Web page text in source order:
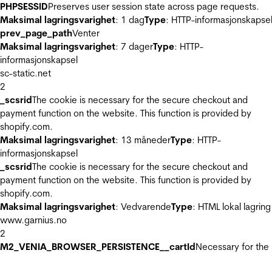
PHPSESSIDPreserves user session state across page requests.
Maksimal lagringsvarighet: 1 dagType: HTTP-informasjonskapsel
prev_page_pathVenter
Maksimal lagringsvarighet: 7 dagerType: HTTP-
informasjonskapsel
sc-static.net
2
_scsridThe cookie is necessary for the secure checkout and
payment function on the website. This function is provided by
shopify.com.
Maksimal lagringsvarighet: 13 månederType: HTTP-
informasjonskapsel
_scsridThe cookie is necessary for the secure checkout and
payment function on the website. This function is provided by
shopify.com.
Maksimal lagringsvarighet: VedvarendeType: HTML lokal lagring
www.garnius.no
2
M2_VENIA_BROWSER_PERSISTENCE__cartIdNecessary for the